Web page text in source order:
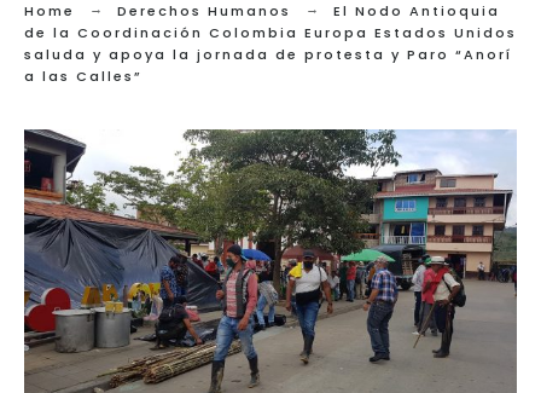
Home Derechos Humanos
El Nodo Antioquia
de la Coordinación Colombia Europa Estados Unidos
saluda y apoya la jornada de protesta y Paro “Anorí
a las Calles”